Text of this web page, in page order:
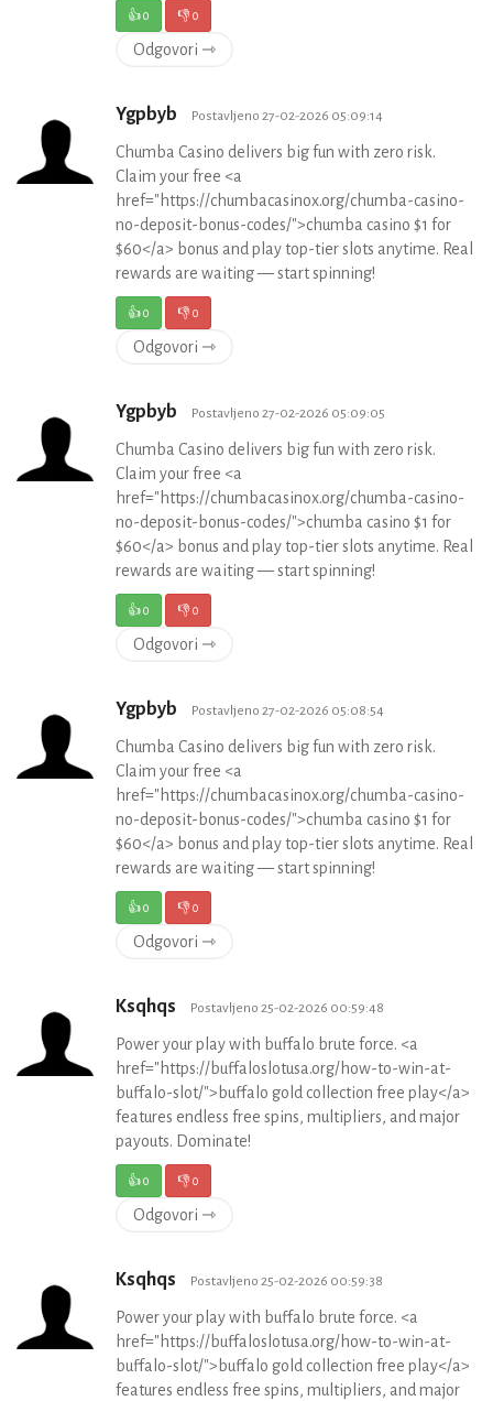
👍0 👎0
Odgovori ⇾
Ygpbyb Postavljeno 27-02-2026 05:09:14
Chumba Casino delivers big fun with zero risk.
Claim your free <a
href="https://chumbacasinox.org/chumba-casino-
no-deposit-bonus-codes/">chumba casino $1 for
$60</a> bonus and play top-tier slots anytime. Real
rewards are waiting — start spinning!
👍0 👎0
Odgovori ⇾
Ygpbyb Postavljeno 27-02-2026 05:09:05
Chumba Casino delivers big fun with zero risk.
Claim your free <a
href="https://chumbacasinox.org/chumba-casino-
no-deposit-bonus-codes/">chumba casino $1 for
$60</a> bonus and play top-tier slots anytime. Real
rewards are waiting — start spinning!
👍0 👎0
Odgovori ⇾
Ygpbyb Postavljeno 27-02-2026 05:08:54
Chumba Casino delivers big fun with zero risk.
Claim your free <a
href="https://chumbacasinox.org/chumba-casino-
no-deposit-bonus-codes/">chumba casino $1 for
$60</a> bonus and play top-tier slots anytime. Real
rewards are waiting — start spinning!
👍0 👎0
Odgovori ⇾
Ksqhqs Postavljeno 25-02-2026 00:59:48
Power your play with buffalo brute force. <a
href="https://buffaloslotusa.org/how-to-win-at-
buffalo-slot/">buffalo gold collection free play</a>
features endless free spins, multipliers, and major
payouts. Dominate!
👍0 👎0
Odgovori ⇾
Ksqhqs Postavljeno 25-02-2026 00:59:38
Power your play with buffalo brute force. <a
href="https://buffaloslotusa.org/how-to-win-at-
buffalo-slot/">buffalo gold collection free play</a>
features endless free spins, multipliers, and major